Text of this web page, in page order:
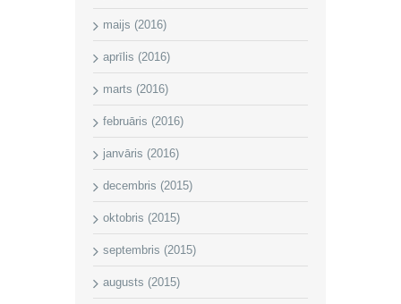
maijs (2016)
aprīlis (2016)
marts (2016)
februāris (2016)
janvāris (2016)
decembris (2015)
oktobris (2015)
septembris (2015)
augusts (2015)